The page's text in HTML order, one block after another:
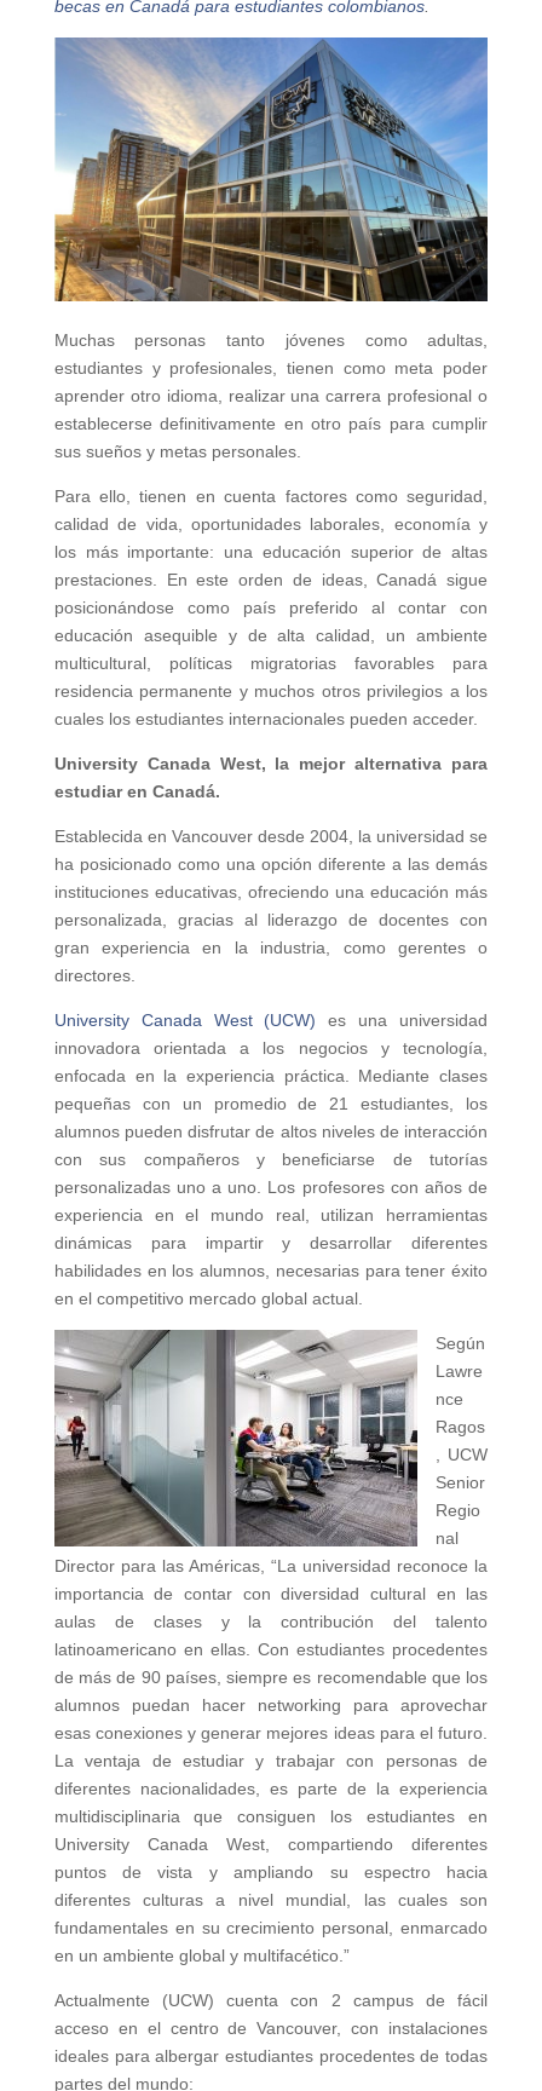
becas en Canadá para estudiantes colombianos.
Muchas personas tanto jóvenes como adultas,
estudiantes y profesionales, tienen como meta poder
aprender otro idioma, realizar una carrera profesional o
establecerse definitivamente en otro país para cumplir
sus sueños y metas personales.
Para ello, tienen en cuenta factores como seguridad,
calidad de vida, oportunidades laborales, economía y
los más importante: una educación superior de altas
prestaciones. En este orden de ideas, Canadá sigue
posicionándose como país preferido al contar con
educación asequible y de alta calidad, un ambiente
multicultural, políticas migratorias favorables para
residencia permanente y muchos otros privilegios a los
cuales los estudiantes internacionales pueden acceder.
University Canada West, la mejor alternativa para
estudiar en Canadá.
Establecida en Vancouver desde 2004, la universidad se
ha posicionado como una opción diferente a las demás
instituciones educativas, ofreciendo una educación más
personalizada, gracias al liderazgo de docentes con
gran experiencia en la industria, como gerentes o
directores.
University Canada West (UCW) es una universidad
innovadora orientada a los negocios y tecnología,
enfocada en la experiencia práctica. Mediante clases
pequeñas con un promedio de 21 estudiantes, los
alumnos pueden disfrutar de altos niveles de interacción
con sus compañeros y beneficiarse de tutorías
personalizadas uno a uno. Los profesores con años de
experiencia en el mundo real, utilizan herramientas
dinámicas para impartir y desarrollar diferentes
habilidades en los alumnos, necesarias para tener éxito
en el competitivo mercado global actual.
Según
Lawre
nce
Ragos
, UCW
Senior
Regio
nal
Director para las Américas, “La universidad reconoce la
importancia de contar con diversidad cultural en las
aulas de clases y la contribución del talento
latinoamericano en ellas. Con estudiantes procedentes
de más de 90 países, siempre es recomendable que los
alumnos puedan hacer networking para aprovechar
esas conexiones y generar mejores ideas para el futuro.
La ventaja de estudiar y trabajar con personas de
diferentes nacionalidades, es parte de la experiencia
multidisciplinaria que consiguen los estudiantes en
University Canada West, compartiendo diferentes
puntos de vista y ampliando su espectro hacia
diferentes culturas a nivel mundial, las cuales son
fundamentales en su crecimiento personal, enmarcado
en un ambiente global y multifacético.”
Actualmente (UCW) cuenta con 2 campus de fácil
acceso en el centro de Vancouver, con instalaciones
ideales para albergar estudiantes procedentes de todas
partes del mundo: